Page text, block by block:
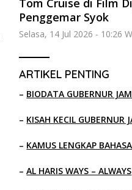
Tom Cruise di Film
Penggemar Syok
Selasa, 14 Jul 2026 - 10:26
ARTIKEL PENTING
– BIODATA GUBERNUR
– KISAH KECIL GUBERNUR
– KAMUS LENGKAP
–AL HARIS WAYS – ALWAYS